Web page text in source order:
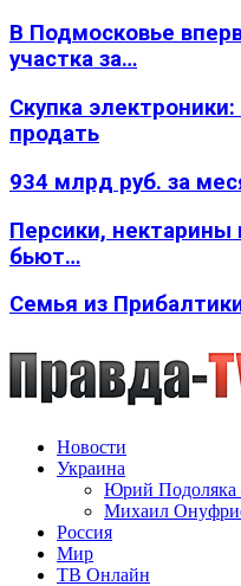
В Подмосковье
участка за…
Скупка
продать
934 млрд руб. за
Персики,
бьют…
Семья из
Новости
Украина
Юрий
Михаил
Россия
Мир
ТВ Онлайн